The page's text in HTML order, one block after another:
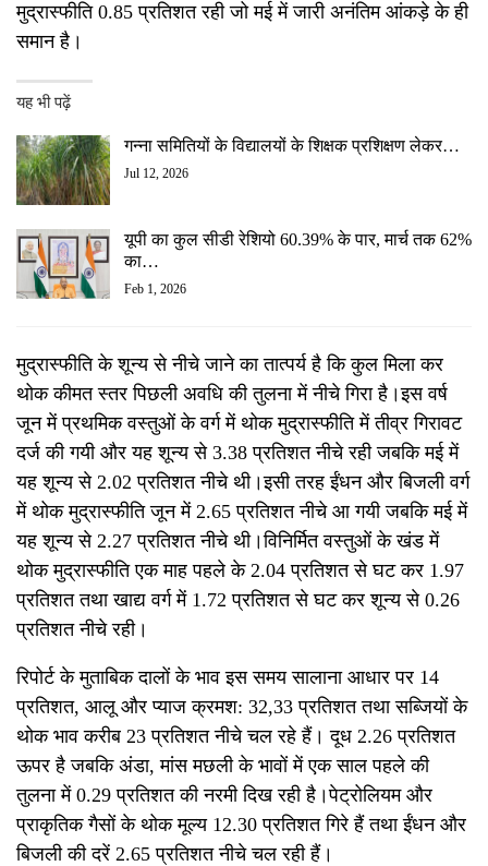
मुद्रास्फीति 0.85 प्रतिशत रही जो मई में जारी अनंतिम आंकड़े के ही
समान है।
यह भी पढ़ें
गन्ना समितियों के विद्यालयों के शिक्षक प्रशिक्षण लेकर…
Jul 12, 2026
यूपी का कुल सीडी रेशियो 60.39% के पार, मार्च तक 62%
का…
Feb 1, 2026
मुद्रास्फीति के शून्य से नीचे जाने का तात्पर्य है कि कुल मिला कर
थोक कीमत स्तर पिछली अवधि की तुलना में नीचे गिरा है।इस वर्ष
जून में प्रथमिक वस्तुओं के वर्ग में थोक मुद्रास्फीति में तीव्र गिरावट
दर्ज की गयी और यह शून्य से 3.38 प्रतिशत नीचे रही जबकि मई में
यह शून्य से 2.02 प्रतिशत नीचे थी।इसी तरह ईंधन और बिजली वर्ग
में थोक मुद्रास्फीति जून में 2.65 प्रतिशत नीचे आ गयी जबकि मई में
यह शून्य से 2.27 प्रतिशत नीचे थी।विनिर्मित वस्तुओं के खंड में
थोक मुद्रास्फीति एक माह पहले के 2.04 प्रतिशत से घट कर 1.97
प्रतिशत तथा खाद्य वर्ग में 1.72 प्रतिशत से घट कर शून्य से 0.26
प्रतिशत नीचे रही।
रिपोर्ट के मुताबिक दालों के भाव इस समय सालाना आधार पर 14
प्रतिशत, आलू और प्याज क्रमश: 32,33 प्रतिशत तथा सब्जियों के
थोक भाव करीब 23 प्रतिशत नीचे चल रहे हैं। दूध 2.26 प्रतिशत
ऊपर है जबकि अंडा, मांस मछली के भावों में एक साल पहले की
तुलना में 0.29 प्रतिशत की नरमी दिख रही है।पेट्रोलियम और
प्राकृतिक गैसों के थोक मूल्य 12.30 प्रतिशत गिरे हैं तथा ईंधन और
बिजली की दरें 2.65 प्रतिशत नीचे चल रही हैं।